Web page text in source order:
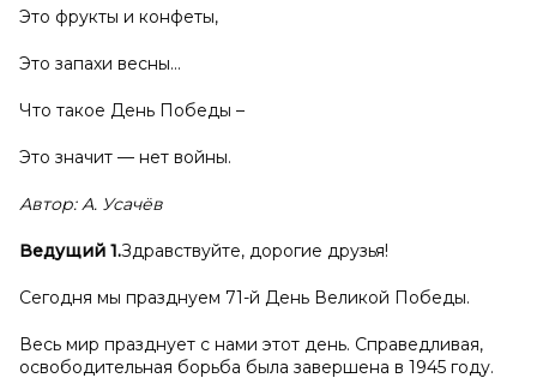
Это фрукты и конфеты,
Это запахи весны…
Что такое День Победы –
Это значит — нет войны.
Автор: А. Усачёв
Ведущий 1.Здравствуйте, дорогие друзья!
Сегодня мы празднуем 71-й День Великой Победы.
Весь мир празднует с нами этот день. Справедливая,
освободительная борьба была завершена в 1945 году.